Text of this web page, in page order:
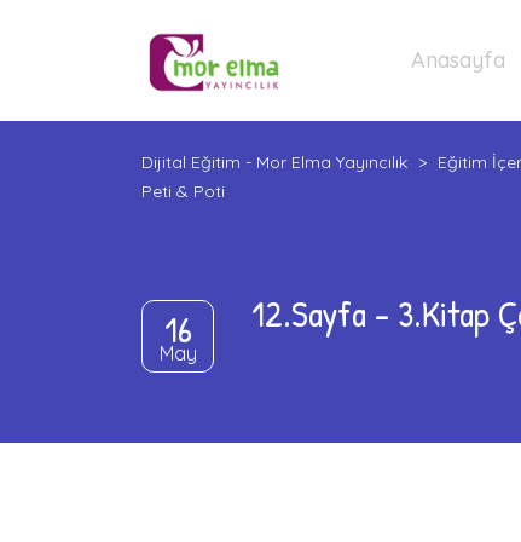
Anasayfa
Dijital Eğitim - Mor Elma Yayıncılık > Eğitim
Peti & Poti
16
May
12.Sayfa – 3.Kitap